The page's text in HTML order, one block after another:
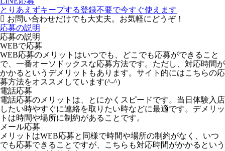
とりあえずキープする登録不要で今すぐ使えます
お問い合わせだけでも大丈夫。お気軽にどうぞ！
応募の説明
応募の説明
WEBで応募
WEB応募のメリットはいつでも、どこでも応募ができること
で、一番オーソドックスな応募方法です。ただし、対応時間が
かかるというデメリットもあります。サイト的にはこちらの応
募方法をオススメしています(^-^)
電話応募
電話応募のメリットは、とにかくスピードです。当日体験入店
したい時やすぐに連絡を取りたい時などに最適です。デメリッ
トは時間や場所に制約があることです。
メール応募
メリットはWEB応募と同様で時間や場所の制約がなく、いつ
でも応募できることですが、こちらも対応時間がかかるという